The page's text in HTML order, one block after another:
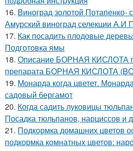
16. Виноград золотой Потапенко-
Амурский виноград селекции А.И
17. Как посадить плодовые
Подготовка ямы
18. Описание БОРНАЯ КИСЛОТА
препарата БОРНАЯ КИСЛОТА
19. Монарда когда цветет.
садовый бергамот
20. Когда садить луковицы
Посадка тюльпанов, нарциссов и
21. Подкормка домашних цветов
подкормка комнатных цветов: